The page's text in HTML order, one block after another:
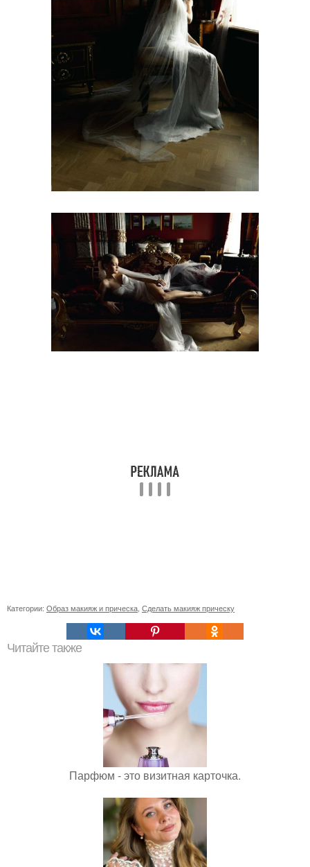
Категории: Образ макияж и прическа Сделать макияж прическу
Читайте также
Парфюм - это визитная карточка.